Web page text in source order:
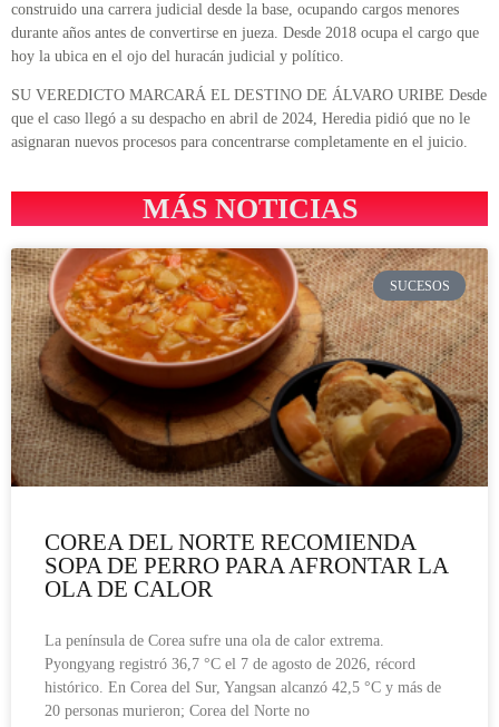
construido una carrera judicial desde la base, ocupando cargos menores
durante años antes de convertirse en jueza. Desde 2018 ocupa el cargo que
hoy la ubica en el ojo del huracán judicial y político.
SU VEREDICTO MARCARÁ EL DESTINO DE ÁLVARO URIBE Desde
que el caso llegó a su despacho en abril de 2024, Heredia pidió que no le
asignaran nuevos procesos para concentrarse completamente en el juicio.
MÁS NOTICIAS
SUCESOS
COREA DEL NORTE RECOMIENDA
SOPA DE PERRO PARA AFRONTAR LA
OLA DE CALOR
La península de Corea sufre una ola de calor extrema.
Pyongyang registró 36,7 °C el 7 de agosto de 2026, récord
histórico. En Corea del Sur, Yangsan alcanzó 42,5 °C y más de
20 personas murieron; Corea del Norte no